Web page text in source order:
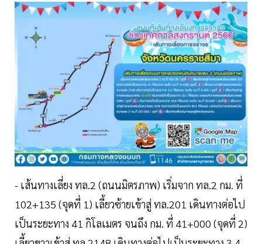
- เส้นทางเลี่ยง ทล.2 (ถนนมิตรภาพ) เริ่มจาก ทล.2 กม. ที่
102+135 (จุดที่ 1) เลี้ยวซ้ายเข้าสู่ ทล.201 เดินทางต่อไป
เป็นระยะทาง 41 กิโลเมตร จนถึง กม. ที่ 41+000 (จุดที่ 2)